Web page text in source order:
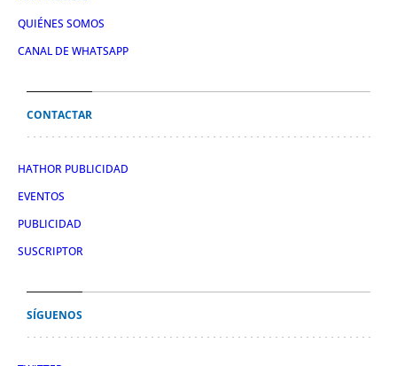
QUIÉNES SOMOS
CANAL DE WHATSAPP
CONTACTAR
HATHOR PUBLICIDAD
EVENTOS
PUBLICIDAD
SUSCRIPTOR
SÍGUENOS